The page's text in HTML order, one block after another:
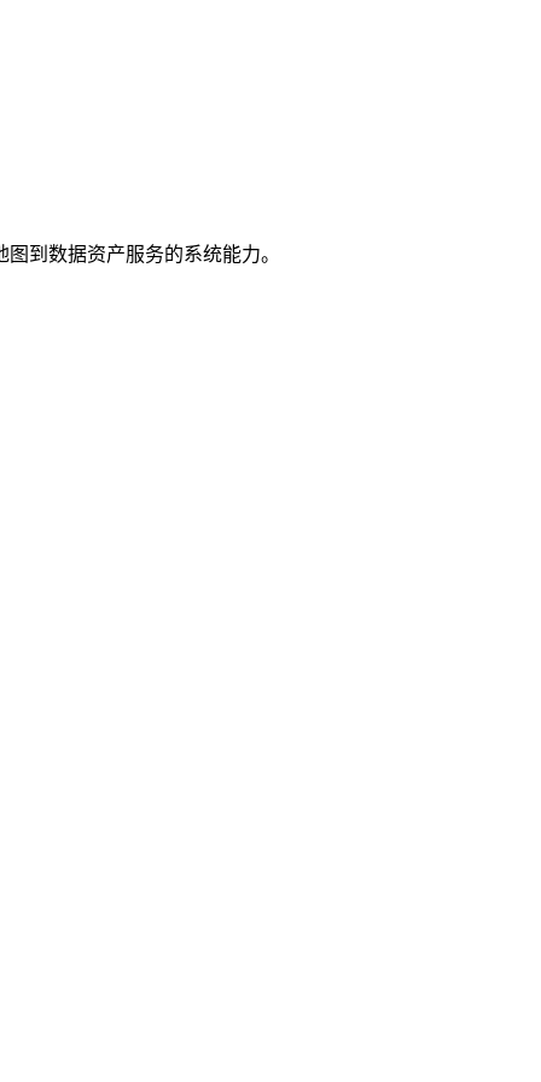
到数据资产服务的系统能力。